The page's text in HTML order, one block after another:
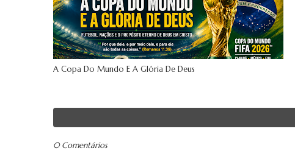
A Copa Do Mundo E A Glória De Deus
0 Comentários